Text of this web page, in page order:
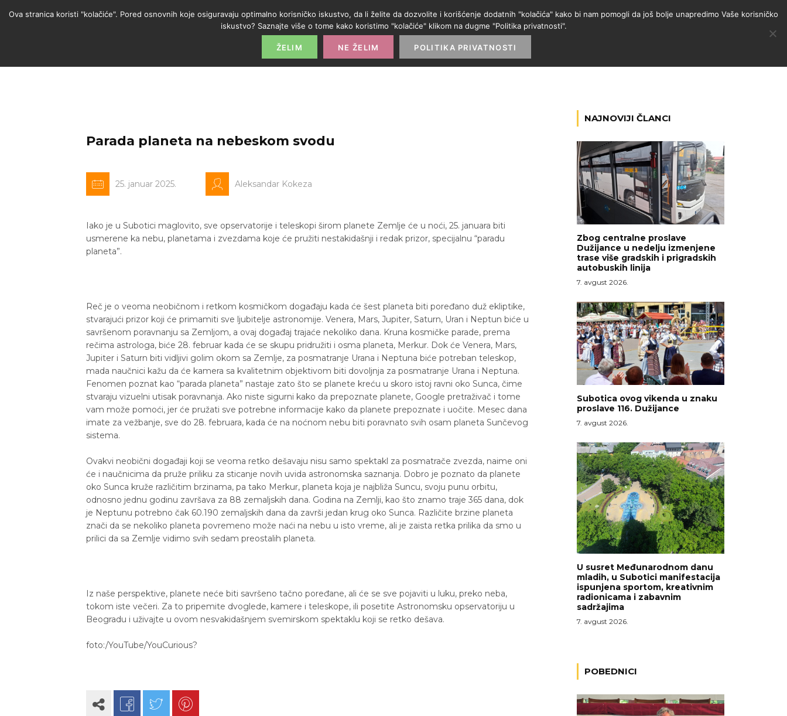
POČETNA PROMO IZLOG PARTNERI KATEGORIJE
Parada planeta na nebeskom svodu
25. januar 2025. Aleksandar Kokeza
Iako je u Subotici maglovito, sve opservatorije i teleskopi širom planete Zemlje će u noći, 25. januara biti
usmerene ka nebu, planetama i zvezdama koje će pružiti nestakidašnji i redak prizor, specijalnu “paradu
planeta”.
Reč je o veoma neobičnom i retkom kosmičkom događaju kada će šest planeta biti poređano duž ekliptike,
stvarajući prizor koji će primamiti sve ljubitelje astronomije. Venera, Mars, Jupiter, Saturn, Uran i Neptun biće u
savršenom poravnanju sa Zemljom, a ovaj događaj trajaće nekoliko dana. Kruna kosmičke parade, prema
rečima astrologa, biće 28. februar kada će se skupu pridružiti i osma planeta, Merkur. Dok će Venera, Mars,
Jupiter i Saturn biti vidljivi golim okom sa Zemlje, za posmatranje Urana i Neptuna biće potreban teleskop,
mada naučnici kažu da će kamera sa kvalitetnim objektivom biti dovoljnja za posmatranje Urana i Neptuna.
Fenomen poznat kao “parada planeta” nastaje zato što se planete kreću u skoro istoj ravni oko Sunca, čime
stvaraju vizuelni utisak poravnanja. Ako niste sigurni kako da prepoznate planete, Google pretraživač i tome
vam može pomoći, jer će pružati sve potrebne informacije kako da planete prepoznate i uočite. Mesec dana
imate za vežbanje, sve do 28. februara, kada će na noćnom nebu biti poravnato svih osam planeta Sunčevog
sistema.
Ovakvi neobični događaji koji se veoma retko dešavaju nisu samo spektakl za posmatrače zvezda, naime oni
će i naučnicima da pruže priliku za sticanje novih uvida astronomska saznanja. Dobro je poznato da planete
oko Sunca kruže različitim brzinama, pa tako Merkur, planeta koja je najbliža Suncu, svoju punu orbitu,
odnosno jednu godinu završava za 88 zemaljskih dana. Godina na Zemlji, kao što znamo traje 365 dana, dok
je Neptunu potrebno čak 60.190 zemaljskih dana da završi jedan krug oko Sunca. Različite brzine planeta
znači da se nekoliko planeta povremeno može naći na nebu u isto vreme, ali je zaista retka prilika da smo u
prilici da sa Zemlje vidimo svih sedam preostalih planeta.
Iz naše perspektive, planete neće biti savršeno tačno poređane, ali će se sve pojaviti u luku, preko neba,
tokom iste večeri. Za to pripemite dvoglede, kamere i teleskope, ili posetite Astronomsku opservatoriju u
Beogradu i uživajte u ovom nesvakidašnjem svemirskom spektaklu koji se retko dešava.
foto:/YouTube/YouCurious?
NAJNOVIJI ČLANCI
Zbog centralne proslave
Dužijance u nedelju izmenjene
trase više gradskih i prigradskih
autobuskih linija
7. avgust 2026.
Subotica ovog vikenda u znaku
proslave 116. Dužijance
7. avgust 2026.
U susret Međunarodnom danu
mladih, u Subotici manifestacija
ispunjena sportom, kreativnim
radionicama i zabavnim
sadržajima
7. avgust 2026.
POBEDNICI
Ova stranica koristi "kolačiće". Pored osnovnih koje osiguravaju optimalno korisničko iskustvo, da li želite da dozvolite i korišćenje dodatnih "kolačića" kako bi nam pomogli da još bolje unapredimo Vaše korisničko
iskustvo? Saznajte više o tome kako koristimo "kolačiće" klikom na dugme "Politika privatnosti".
ŽELIM NE ŽELIM POLITIKA PRIVATNOSTI